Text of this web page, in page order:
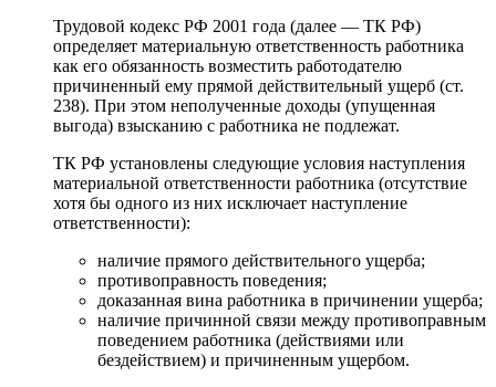
Трудовой кодекс РФ 2001 года (далее — ТК РФ)
определяет материальную ответственность работника
как его обязанность возместить работодателю
причиненный ему прямой действительный ущерб (ст.
238). При этом неполученные доходы (упущенная
выгода) взысканию с работника не подлежат.
ТК РФ установлены следующие условия наступления
материальной ответственности работника (отсутствие
хотя бы одного из них исключает наступление
ответственности):
наличие прямого действительного ущерба;
противоправность поведения;
доказанная вина работника в причинении ущерба;
наличие причинной связи между противоправным
поведением работника (действиями или
бездействием) и причиненным ущербом.